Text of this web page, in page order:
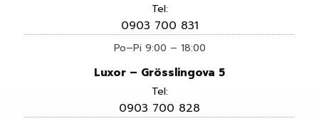
Tel:
0903 700 831
Po–Pi 9:00 – 18:00
Luxor – Grösslingova 5
Tel:
0903 700 828